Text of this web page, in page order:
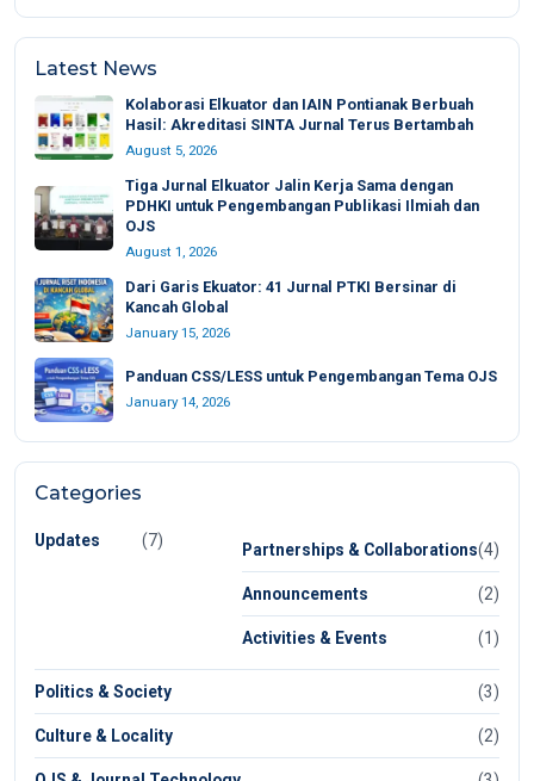
Latest News
Kolaborasi Elkuator dan IAIN Pontianak Berbuah
Hasil: Akreditasi SINTA Jurnal Terus Bertambah
August 5, 2026
Tiga Jurnal Elkuator Jalin Kerja Sama dengan
PDHKI untuk Pengembangan Publikasi Ilmiah dan
OJS
August 1, 2026
Dari Garis Ekuator: 41 Jurnal PTKI Bersinar di
Kancah Global
January 15, 2026
Panduan CSS/LESS untuk Pengembangan Tema OJS
January 14, 2026
Categories
Updates (7) Partnerships & Collaborations(4)
Announcements (2)
Activities & Events (1)
Politics & Society (3)
Culture & Locality (2)